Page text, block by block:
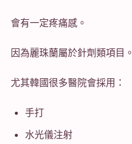
會有一定疼痛感。
因為麗珠蘭屬於針劑類項目。
尤其韓國很多醫院會採用：
手打
水光儀注射